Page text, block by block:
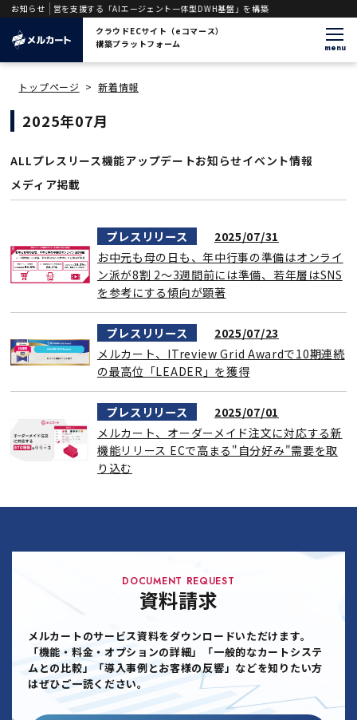
お知らせ
しEC運営を支援する「AIエージェント一体型DWH基盤」を構築
クラウドECサイト（eコマース）
構築プラットフォーム
menu
トップページ > 新着情報
2025年07月
ALLプレスリース機能アップデートお知らせイベント情報
メディア掲載
プレスリリース
2025/07/31
お中元も母の日も、年中行事の準備はオンライ
ン派が8割 2〜3週間前には準備、若年層はSNS
を参考にする傾向が顕著
プレスリリース
2025/07/23
メルカート、ITreview Grid Awardで10期連続
の最高位「LEADER」を獲得
プレスリリース
2025/07/01
メルカート、オーダーメイド注文に対応する新
機能リリース ECで高まる"自分好み"需要を取
り込む
DOCUMENT REQUEST
資料請求
メルカートのサービス資料をダウンロードいただけます。
「機能・料金・オプションの詳細」「一般的なカートシステ
ムとの比較」「導入事例とお客様の反響」などを知りたい方
はぜひご一読ください。